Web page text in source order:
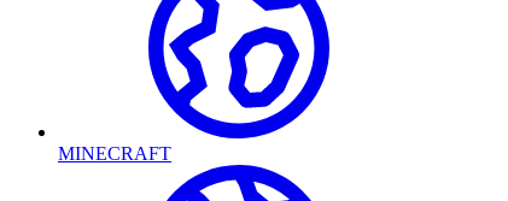
MINECRAFT